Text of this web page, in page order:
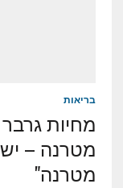
בריאות
מחיות
מטרנה –
מטרנה"